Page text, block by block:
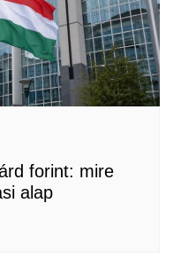
forint: mire
alap